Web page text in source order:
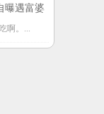
管是什么群
：
曝遇富婆
啊。...